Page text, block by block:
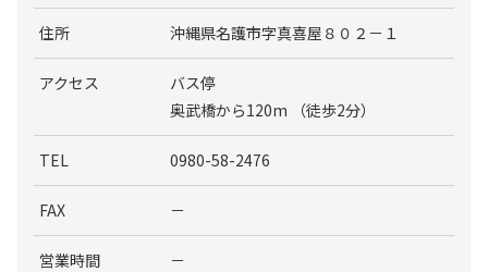
住所 沖縄県名護市字真喜屋８０２－１
アクセス
バス停
奥武橋から120m （徒歩2分）
TEL 0980-58-2476
FAX －
営業時間 －